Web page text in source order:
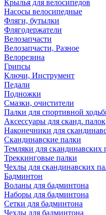
Крылья для велосипедов
Насосы велосипедные
Фляги, бутылки
Флягодержатели
Велозапчасти
Велозапчасти, Разное
Велорезина
Грипсы
Ключи, Инструмент
Педали
Подножки
Смазки, очистители
Палки для спортивной
Аксессуары для сканд. палок
Наконечники для
Скандинавские палки
Темляки для скандинавских
Треккинговые палки
Чехлы для скандинавских
Бадминтон
Воланы для бадминтона
Наборы для бадминтона
Сетки для бадминтона
Чехлы для бадминтона